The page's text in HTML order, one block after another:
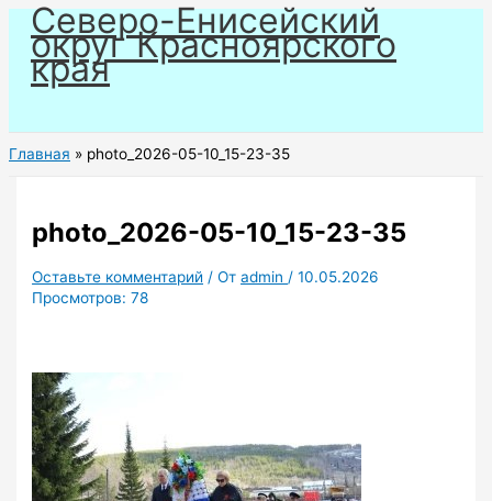
Перейти
содержимому
Северо-Енисейский
округ Красноярского
края
Главная photo_2026-05-10_15-23-35
photo_2026-05-10_15-23-35
Оставьте комментарий / Отadmin /10.05.2026
Просмотров: 78